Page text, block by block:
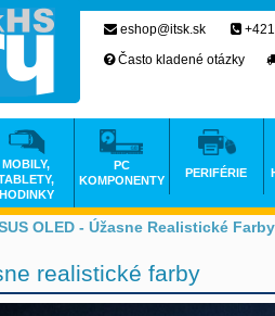
OLED - Úžasne Realistické Farby
realistické farby
eshop@itsk.sk
Často kladené otázky
MOBILY,
HODINKY
PC
KOMPONENTY
PERIFÉRIE